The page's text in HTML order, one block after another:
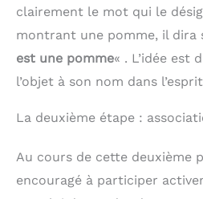
bebe et jouets enfantS
JOUET EN FEUTRE AVEC
VELCRO - Jouets pour
enfants fabriqués à partir
de matériaux doux et
délicats, parfaits pour les
adhèrent mieux au
appuyez dessus avec un
haut et vers le bas ou
clairement le mot qui le
montrant une pomme, il dira
est une pomme« . L’idée est
l’objet à son nom dans
La deuxième étape :
Au cours de cette deuxième
encouragé à participer